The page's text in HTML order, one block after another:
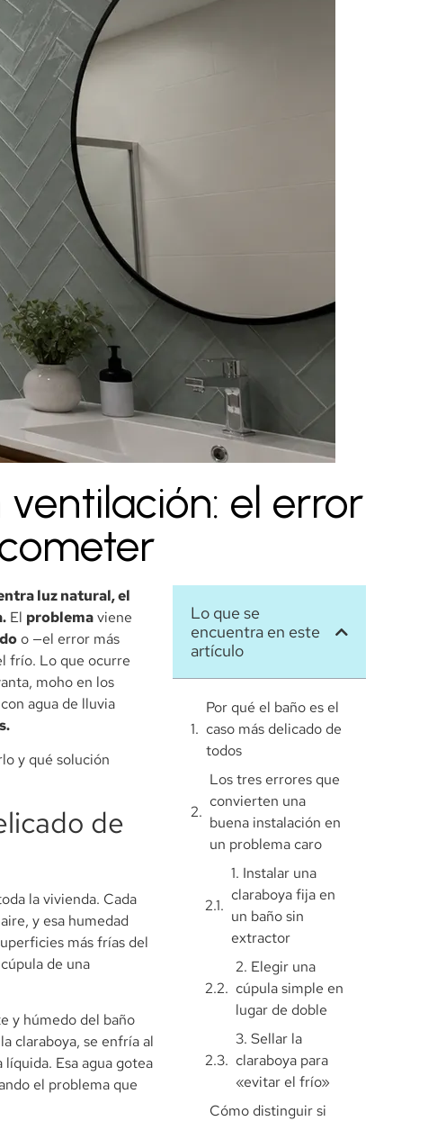
el error
luz natural, el
El problemaviene
o —el error más
frío. Lo que ocurre
moho en los
agua de lluvia
y qué solución
de
la vivienda. Cada
y esa humedad
más frías del
de una
y húmedo del baño
claraboya, se enfría al
Esa agua gotea
el problema que
Lo que se
encuentra en este
artículo
Por qué el baño es el
caso más delicado de
todos
Los tres errores que
convierten una
buena instalación en
un problema caro
1. Instalar una
claraboya fija en
un baño sin
extractor
2. Elegir una
cúpula simple en
lugar de doble
3. Sellar la
claraboya para
«evitar el frío»
Cómo distinguir si